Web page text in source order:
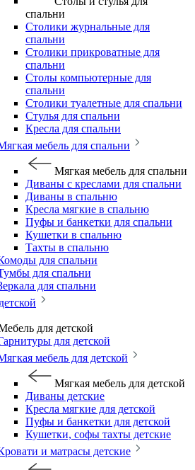
спальни
Столики журнальные для
спальни
Столики прикроватные для
спальни
Столы компьютерные для
спальни
Столики туалетные для спальни
Стулья для спальни
Кресла для спальни
мебель для спальни
Мягкая мебель для спальни
Диваны с креслами для спальни
Диваны в спальню
Кресла мягкие в спальню
Пуфы и банкетки для спальни
Кушетки в спальню
Тахты в спальню
для спальни
для спальни
для спальни
для детской
для детской
мебель для детской
Мягкая мебель для детской
Диваны детские
Кресла мягкие для детской
Пуфы и банкетки для детской
Кушетки, софы тахты детские
и матрасы детские